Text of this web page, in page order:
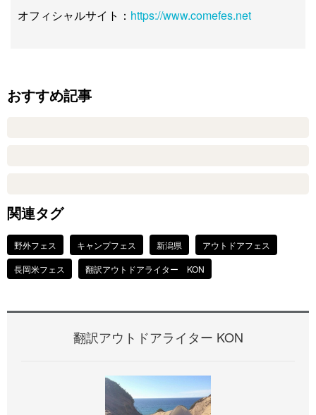
オフィシャルサイト： https://www.comefes.net
おすすめ記事
関連タグ
野外フェス キャンプフェス 新潟県
アウトドアフェス
長岡米フェス
翻訳アウトドアライター KON
翻訳アウトドアライター KON